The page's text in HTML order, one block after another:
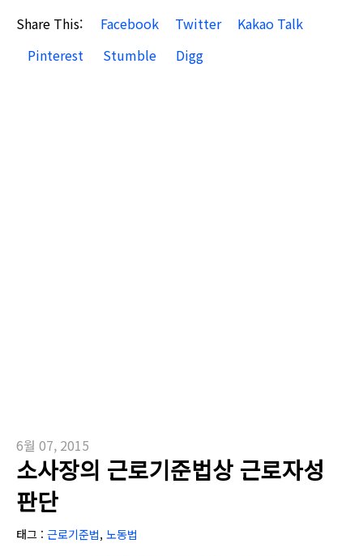
Share This: Facebook Twitter
Kakao Talk
Pinterest
Stumble Digg
6월 07, 2015
소사장의 근로기준법상 근로자성
판단
태그 : 근로기준법, 노동법